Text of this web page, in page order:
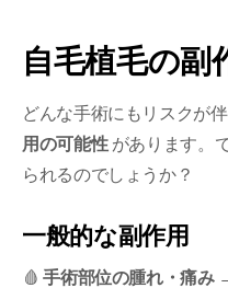
自毛植毛の副
どんな手術にもリスクが
用の可能性があります。
られるのでしょうか？
一般的な副作用
🩸手術部位の腫れ・痛み→